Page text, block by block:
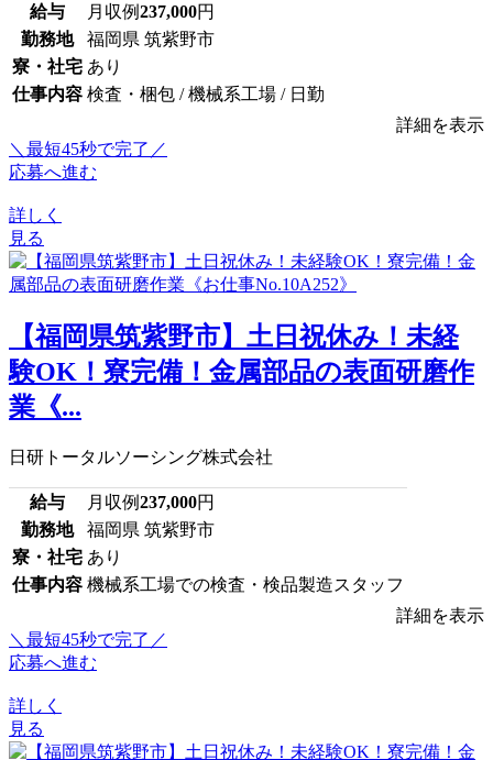
給与 月収例237,000円
勤務地
福岡県 筑紫野市
寮・社宅 あり
仕事内容 検査・梱包 / 機械系工場 / 日勤
詳細を表示
＼最短45秒で完了／
応募へ進む
詳しく
見る
【福岡県筑紫野市】土日祝休み！未経
験OK！寮完備！金属部品の表面研磨作
業《...
日研トータルソーシング株式会社
給与 月収例237,000円
勤務地
福岡県 筑紫野市
寮・社宅 あり
仕事内容 機械系工場での検査・検品製造スタッフ
詳細を表示
＼最短45秒で完了／
応募へ進む
詳しく
見る